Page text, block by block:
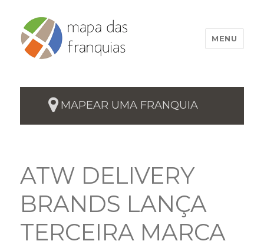
MENU
MAPEAR UMA FRANQUIA
ATW DELIVERY
BRANDS LANÇA
TERCEIRA MARCA